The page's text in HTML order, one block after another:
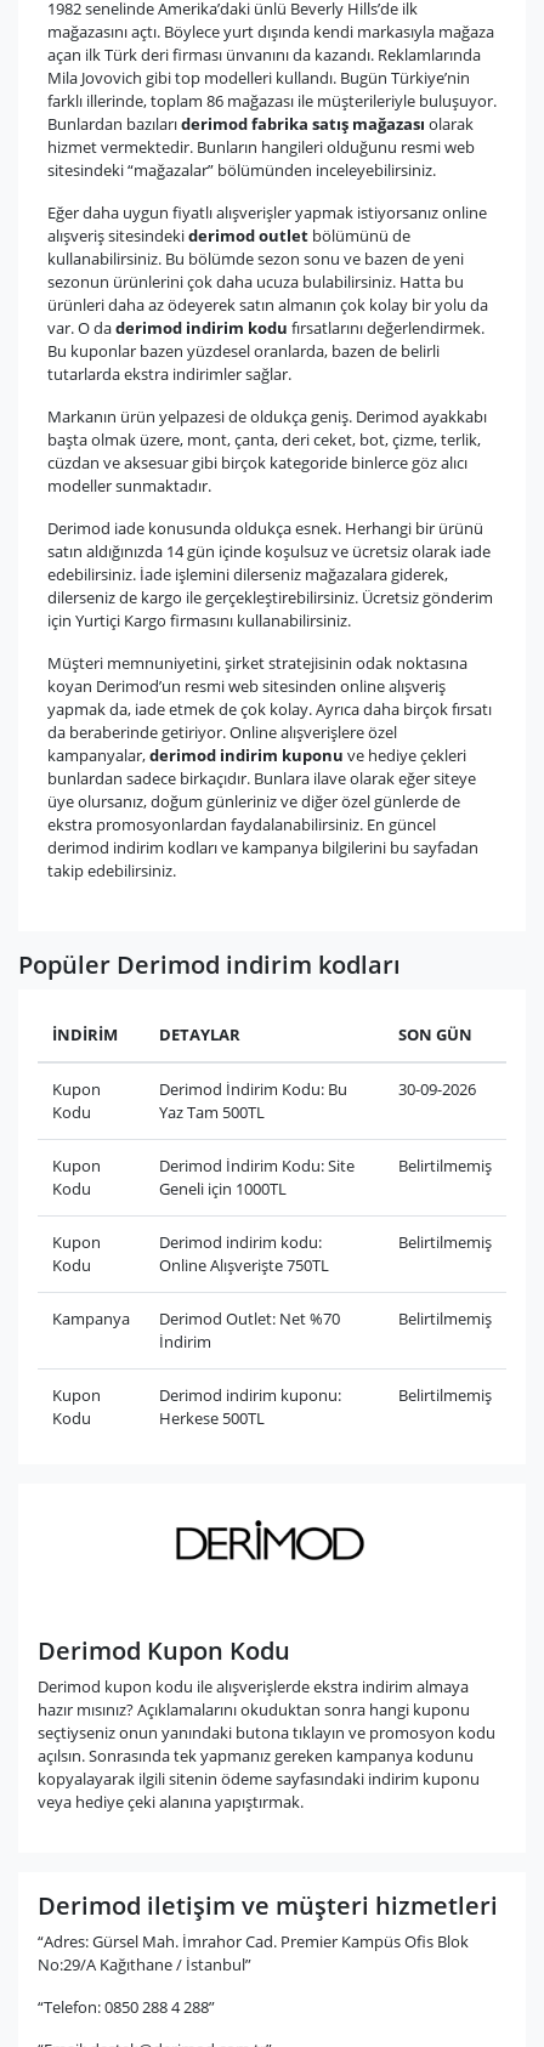
1982 senelinde Amerika’daki ünlü Beverly Hills’de ilk
mağazasını açtı. Böylece yurt dışında kendi markasıyla mağaza
açan ilk Türk deri firması ünvanını da kazandı. Reklamlarında
Mila Jovovich gibi top modelleri kullandı. Bugün Türkiye’nin
farklı illerinde, toplam 86 mağazası ile müşterileriyle buluşuyor.
Bunlardan bazılarıderimod fabrika satış mağazası olarak
hizmet vermektedir. Bunların hangileri olduğunu resmi web
sitesindeki “mağazalar” bölümünden inceleyebilirsiniz.
Eğer daha uygun fiyatlı alışverişler yapmak istiyorsanız online
alışveriş sitesindekiderimod outlet bölümünü de
kullanabilirsiniz. Bu bölümde sezon sonu ve bazen de yeni
sezonun ürünlerini çok daha ucuza bulabilirsiniz. Hatta bu
ürünleri daha az ödeyerek satın almanın çok kolay bir yolu da
var. O daderimod indirim kodu fırsatlarını değerlendirmek.
Bu kuponlar bazen yüzdesel oranlarda, bazen de belirli
tutarlarda ekstra indirimler sağlar.
Markanın ürün yelpazesi de oldukça geniş. Derimod ayakkabı
başta olmak üzere, mont, çanta, deri ceket, bot, çizme, terlik,
cüzdan ve aksesuar gibi birçok kategoride binlerce göz alıcı
modeller sunmaktadır.
Derimod iade konusunda oldukça esnek. Herhangi bir ürünü
satın aldığınızda 14 gün içinde koşulsuz ve ücretsiz olarak iade
edebilirsiniz. İade işlemini dilerseniz mağazalara giderek,
dilerseniz de kargo ile gerçekleştirebilirsiniz. Ücretsiz gönderim
için Yurtiçi Kargo firmasını kullanabilirsiniz.
Müşteri memnuniyetini, şirket stratejisinin odak noktasına
koyan Derimod’un resmi web sitesinden online alışveriş
yapmak da, iade etmek de çok kolay. Ayrıca daha birçok fırsatı
da beraberinde getiriyor. Online alışverişlere özel
kampanyalar,derimod indirim kuponu ve hediye çekleri
bunlardan sadece birkaçıdır. Bunlara ilave olarak eğer siteye
üye olursanız, doğum günleriniz ve diğer özel günlerde de
ekstra promosyonlardan faydalanabilirsiniz. En güncel
derimod indirim kodları ve kampanya bilgilerini bu sayfadan
takip edebilirsiniz.
Popüler Derimod indirim kodları
İNDİRİM DETAYLAR SON GÜN
Kupon
Kodu
Derimod İndirim Kodu: Bu
Yaz Tam 500TL
30-09-2026
Kupon
Kodu
Derimod İndirim Kodu: Site
Geneli için 1000TL
Belirtilmemiş
Kupon
Kodu
Derimod indirim kodu:
Online Alışverişte 750TL
Belirtilmemiş
Kampanya
Derimod Outlet: Net %70
İndirim
Belirtilmemiş
Kupon
Kodu
Derimod indirim kuponu:
Herkese 500TL
Belirtilmemiş
Derimod Kupon Kodu
Derimod kupon kodu ile alışverişlerde ekstra indirim almaya
hazır mısınız? Açıklamalarını okuduktan sonra hangi kuponu
seçtiyseniz onun yanındaki butona tıklayın ve promosyon kodu
açılsın. Sonrasında tek yapmanız gereken kampanya kodunu
kopyalayarak ilgili sitenin ödeme sayfasındaki indirim kuponu
veya hediye çeki alanına yapıştırmak.
Derimod iletişim ve müşteri hizmetleri
“Adres: Gürsel Mah. İmrahor Cad. Premier Kampüs Ofis Blok
No:29/A Kağıthane / İstanbul”
“Telefon: 0850 288 4 288”